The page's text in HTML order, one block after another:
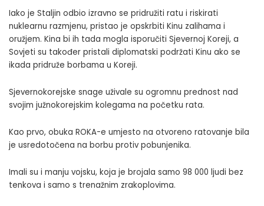
Iako je Staljin odbio izravno se pridružiti ratu i riskirati
nuklearnu razmjenu, pristao je opskrbiti Kinu zalihama i
oružjem. Kina bi ih tada mogla isporučiti Sjevernoj Koreji, a
Sovjeti su također pristali diplomatski podržati Kinu ako se
ikada pridruže borbama u Koreji.
Sjevernokorejske snage uživale su ogromnu prednost nad
svojim južnokorejskim kolegama na početku rata.
Kao prvo, obuka ROKA-e umjesto na otvoreno ratovanje bila
je usredotočena na borbu protiv pobunjenika.
Imali su i manju vojsku, koja je brojala samo 98 000 ljudi bez
tenkova i samo s trenažnim zrakoplovima.